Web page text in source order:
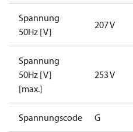
Spannung
50Hz [V]
207 V
Spannung
50Hz [V]
[max.]
253 V
Spannungscode G